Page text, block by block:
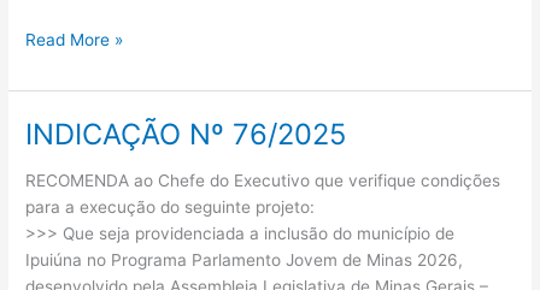
Read More »
INDICAÇÃO Nº 76/2025
RECOMENDA ao Chefe do Executivo que verifique condições
para a execução do seguinte projeto:
>>> Que seja providenciada a inclusão do município de
Ipuiúna no Programa Parlamento Jovem de Minas 2026,
INDICAÇÃO
76/2025